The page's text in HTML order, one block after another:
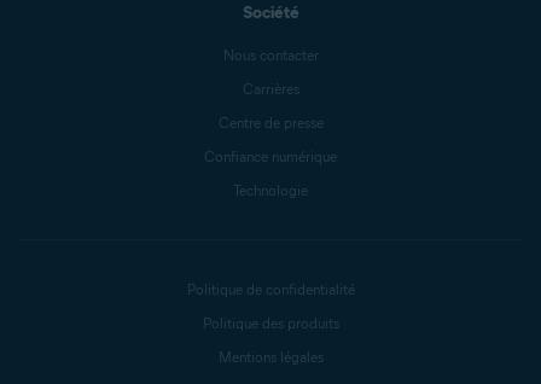
Société
Nous contacter
Carrières
Centre de presse
Confiance numérique
Technologie
Politique de confidentialité
Politique des produits
Mentions légales